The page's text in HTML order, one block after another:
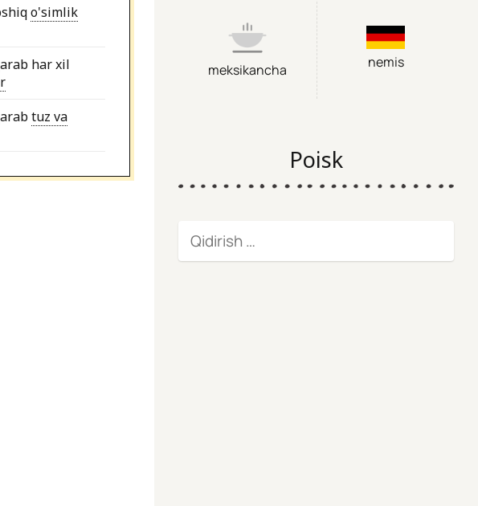
o'simlik
har xil
tuz va
meksikancha nemis
Poisk